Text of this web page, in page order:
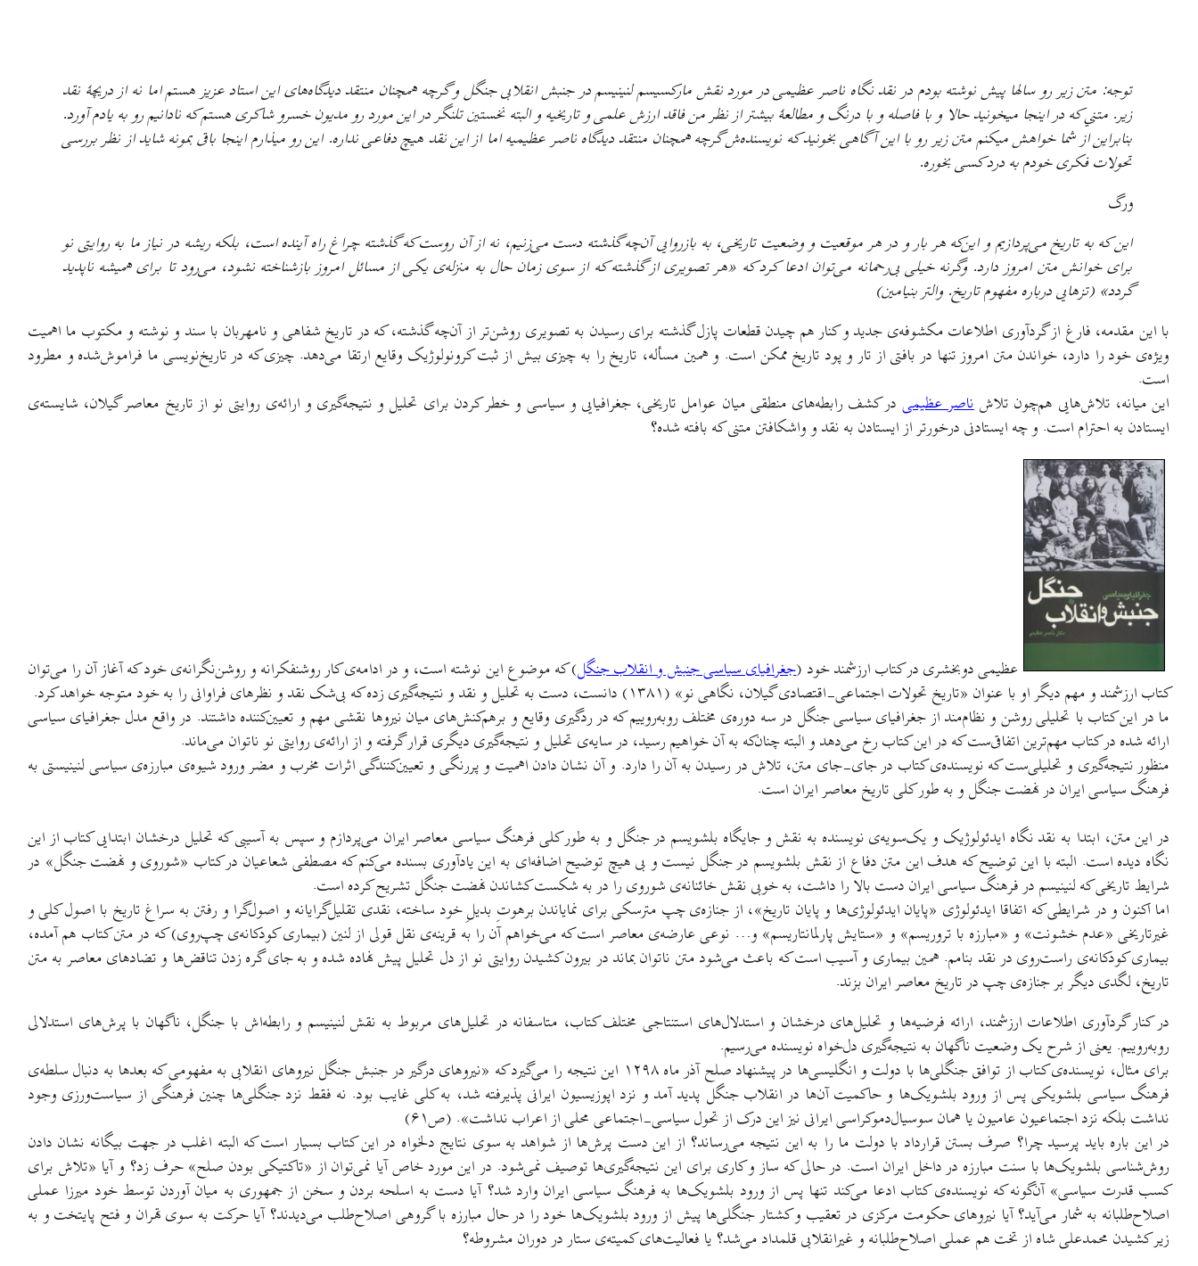
توجه: متن زیر رو سالها پیش نوشته بودم در نقد نگاه ناصر عظیمی در مورد نقش مارکسیسم لنینیسم در جنبش انقلابی جنگل و گرچه همچنان منتقد دیدگاه‌های این استاد عزیز هستم اما نه از دریچهٔ نقد
زير. متني که در اينجا ميخونيد حالا و با فاصله و با درنگ و مطالعهٔ بيشتر از نظر من فاقد ارزش علمی و تاریخیه و البته نخستین تلنگر در این مورد رو مدیون خسرو شاکری هستم که نادانیم رو به یادم آورد.
بنابراین از شما خواهش میکنم متن زیر رو با این آگاهی بخونید که نویسنده‌ش گرچه همچنان منتقد دیدگاه ناصر عظیمیه اما از این نقد هیچ دفاعی نداره. این رو میذارم اینجا باقی بمونه شاید از نظر بررسی
تحولات فکری خودم به درد کسی بخوره.
ورگ
این که به تاریخ می‌پردازیم و این‌که هر بار و در هر موقعیت و وضعیت تاریخی، به بازروایی آن‌چه گذشته دست می‌زنیم، نه از آن روست که گذشته چراغ راه آینده است، بلکه ریشه در نیاز ما به روایتی نو
برای خوانش متن امروز دارد. وگرنه خیلی بی‌رحمانه می‌توان ادعا کرد که «هر تصویری از گذشته که از سوی زمان حال به منزله‌ی یکی از مسائل امروز بازشناخته نشود، می‌رود تا برای همیشه ناپدید
گردد» (تزهایی درباره مفهوم تاریخ. والتر بنیامین)
با این مقدمه، فارغ از گردآوری اطلاعات مکشوفه‌ی جدید و کنار هم چیدن قطعات پازل گذشته برای رسیدن به تصویری روشن‌تر از آن‌چه گذشته، که در تاریخ شفاهی و نامهربان با سند و نوشته و مکتوب ما اهمیت
ویژه‌ی خود را دارد، خواندن متن امروز تنها در بافتی از تار و پود تاریخ ممکن است. و همین مسأله، تاریخ را به چیزی بیش از ثبت کرونولوژیک وقایع ارتقا می‌دهد. چیزی که در تاریخ‌نویسی ما فراموش‌شده و مطرود
است.
این میانه، تلاش‌هایی هم‌چون تلاشناصر عظیمیدر کشف رابطه‌های منطقی میان عوامل تاریخی، جغرافیایی و سیاسی و خطر کردن برای تحلیل و نتیجه‌گیری و ارائه‌ی روایتی نو از تاریخ معاصر گیلان، شایسته‌ی
ایستادن به احترام است. و چه ایستادنی درخورتر از ایستادن به نقد و واشکافتن متنی که بافته شده؟
عظیمی دوبخشری در کتاب ارزشمند خود (جغرافیای سیاسی جنبش و انقلاب جنگل) که موضوع این نوشته است، و در ادامه‌ی کار روشنفکرانه و روشن‌نگرانه‌ی خود که آغاز آن را می‌توان
کتاب ارزشمند و مهم دیگر او با عنوان «تاریخ تحولات اجتماعی-اقتصادی گیلان، نگاهی نو» (۱۳۸۱) دانست، دست به تحلیل و نقد و نتیجه‌گیری زده که بی‌شک نقد و نظرهای فراوانی را به خود متوجه خواهد کرد.
ما در این کتاب با تحلیلی روشن و نظام‌مند از جغرافیای سیاسی جنگل در سه دوره‌ی مختلف روبه‌روییم که در ردگیری وقایع و برهم‌کنش‌های میان نیروها نقشی مهم و تعیین‌کننده داشتند. در واقع مدل جغرافیای سیاسی
ارائه شده در کتاب مهم‌ترین اتفاقی‌ست که در این کتاب رخ می‌دهد و البته چنان‌که به آن خواهیم رسید، در سایه‌ی تحلیل و نتیجه‌گیری دیگری قرار گرفته و از ارائه‌ی روایتی نو ناتوان می‌ماند.
منظور نتیجه‌گیری و تحلیلی‌ست که نویسنده‌ی کتاب در جای-جای متن، تلاش در رسیدن به آن را دارد. و آن نشان دادن اهمیت و پررنگی و تعیین‌کنندگی اثرات مخرب و مضر ورود شیوه‌ی مبارزه‌ی سیاسی لنینیستی به
فرهنگ سیاسی ایران در نهضت جنگل و به طور کلی تاریخ معاصر ایران است.
در این متن، ابتدا به نقد نگاه ایدئولوژیک و یک‌سویه‌ی نویسنده به نقش و جایگاه بلشویسم در جنگل و به طور کلی فرهنگ سیاسی معاصر ایران می‌پردازم و سپس به آسیبی که تحلیل درخشان ابتدایی کتاب از این
نگاه دیده است. البته با این توضیح که هدف این متن دفاع از نقش بلشویسم در جنگل نیست و بی هیچ توضیح اضافه‌ای به این یادآوری بسنده می‌کنم که مصطفی شعاعیان در کتاب «شوروی و نهضت جنگل» در
شرایط تاریخی که لنینیسم در فرهنگ سیاسی ایران دست بالا را داشت، به خوبی نقش خائنانه‌ی شوروی را در به شکست کشاندن نهضت جنگل تشریح کرده است.
اما اکنون و در شرایطی که اتفاقا ایدئولوژی «پایان ایدئولوژی‌ها و پایان تاریخ»، از جنازه‌ی چپ مترسکی برای نمایاندن برهوتِ بدیلِ خود ساخته، نقدی تقلیل‌گرایانه و اصول‌گرا و رفتن به سراغ تاریخ با اصول کلی و
غیرتاریخی «عدم خشونت» و «مبارزه با تروریسم» و «ستایش پارلمانتاریسم» و… نوعی عارضه‌ی معاصر است که می‌خواهم آن را به قرینه‌ی نقل قولی از لنین (بیماری کودکانه‌ی چپ‌روی) که در متن کتاب هم آمده،
بیماری کودکانه‌ی راست‌روی در نقد بنامم. همین بیماری و آسیب است که باعث می‌شود متن ناتوان بماند در بیرون کشیدن روایتی نو از دل تحلیل پیش نهاده شده و به جای گره زدن تناقض‌ها و تضادهای معاصر به متن
تاریخ، لگدی دیگر بر جنازه‌ی چپ در تاریخ معاصر ایران بزند.
در کنار گردآوری اطلاعات ارزشمند، ارائه فرضیه‌ها و تحلیل‌های درخشان و استدلال‌های استنتاجی مختلف کتاب، متاسفانه در تحلیل‌های مربوط به نقش لنینیسم و رابطه‌اش با جنگل، ناگهان با پرش‌های استدلالی
روبه‌روییم. یعنی از شرح یک وضعیت ناگهان به نتیجه‌گیری دل‌خواه نویسنده می‌رسیم.
برای مثال، نویسنده‌ی کتاب از توافق جنگلی‌ها با دولت و انگلیسی‌ها در پیشنهاد صلح آذر ماه ۱۲۹۸ این نتیجه را می‌گیرد که «نیروهای درگیر در جنبش جنگل نیروهای انقلابی به مفهومی که بعدها به دنبال سلطه‌ی
فرهنگ سیاسی بلشویکی پس از ورود بلشویک‌ها و حاکمیت آن‌ها در انقلاب جنگل پدید آمد و نزد اپوزیسیون ایرانی پذیرفته شد، به کلی غایب بود. نه فقط نزد جنگلی‌ها چنین فرهنگی از سیاست‌ورزی وجود
نداشت بلکه نزد اجتماعیون عامیون یا همان سوسیال‌دموکراسی ایرانی نیز این درک از تحول سیاسی-اجتماعی محلی از اعراب نداشت». (ص۶۱)
در این باره باید پرسید چرا؟ صرف بستن قرارداد با دولت ما را به این نتیجه می‌رساند؟ از این دست پرش‌ها از شواهد به سوی نتایج دلخواه در این کتاب بسیار است که البته اغلب در جهت بیگانه نشان دادن
روش‌شناسی بلشویک‌ها با سنت مبارزه در داخل ایران است. در حالی که ساز و کاری برای این نتیجه‌گیری‌ها توصیف نمی‌شود. در این مورد خاص آیا نمی‌توان از «تاکتیکی بودن صلح» حرف زد؟ و آیا «تلاش برای
کسب قدرت سیاسی» آن‌گونه که نویسنده‌ی کتاب ادعا می‌کند تنها پس از ورود بلشویک‌ها به فرهنگ سیاسی ایران وارد شد؟ آیا دست به اسلحه بردن و سخن از جمهوری به میان آوردن توسط خود میرزا عملی
اصلاح‌طلبانه به شمار می‌آید؟ آیا نیروهای حکومت مرکزی در تعقیب و کشتار جنگلی‌ها پیش از ورود بلشویک‌ها خود را در حال مبارزه با گروهی اصلاح‌طلب می‌دیدند؟ آیا حرکت به سوی تهران و فتح پایتخت و به
زیر کشیدن محمدعلی شاه از تخت هم عملی اصلاح‌طلبانه و غیرانقلابی قلمداد می‌شد؟ یا فعالیت‌های کمیته‌ی ستار در دوران مشروطه؟